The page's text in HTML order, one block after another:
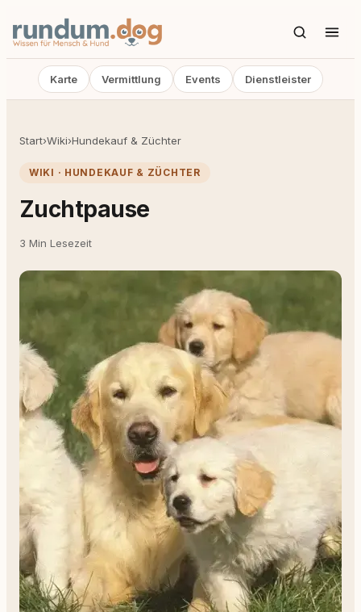
Karte Vermittlung Events Dienstleister
Start›Wiki›Hundekauf & Züchter
WIKI · HUNDEKAUF & ZÜCHTER
Zuchtpause
3 Min Lesezeit